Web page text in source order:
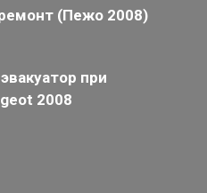
(Пежо 2008)
при
2008